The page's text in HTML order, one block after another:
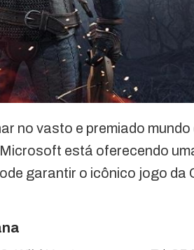
no vasto e premiado mundo
está oferecendo
garantir o icônico jogo da